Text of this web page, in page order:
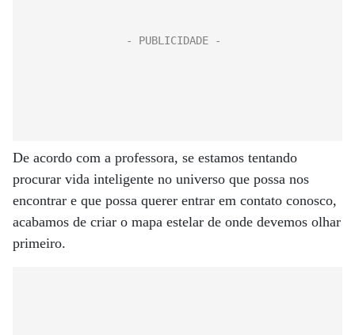
De acordo com a professora, se estamos tentando
procurar vida inteligente no universo que possa nos
encontrar e que possa querer entrar em contato conosco,
acabamos de criar o mapa estelar de onde devemos olhar
primeiro.